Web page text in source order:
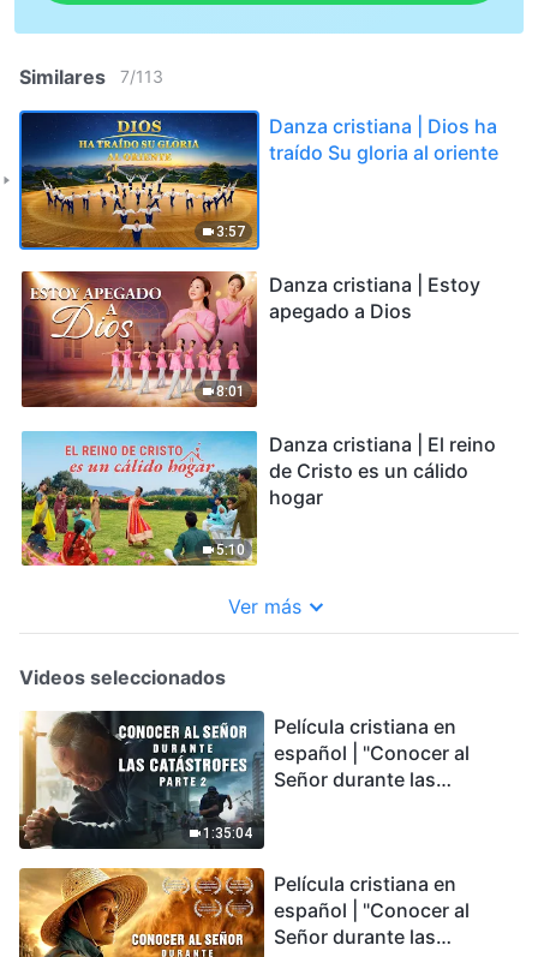
Similares 7/113
3:57
Danza cristiana | Dios ha
traído Su gloria al oriente
8:01
Danza cristiana | Estoy
apegado a Dios
5:10
Danza cristiana | El reino
de Cristo es un cálido
hogar
Ver más
Videos seleccionados
1:35:04
Película cristiana en
español | "Conocer al
Señor durante las
podemos sobrevivir?
Película cristiana en
español | "Conocer al
Señor durante las